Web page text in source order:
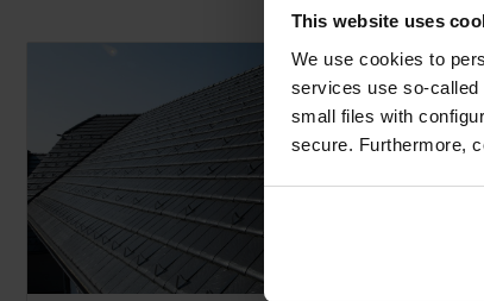
This website uses
We use cookies to
services use so-called
small files with
secure. Furthermore,